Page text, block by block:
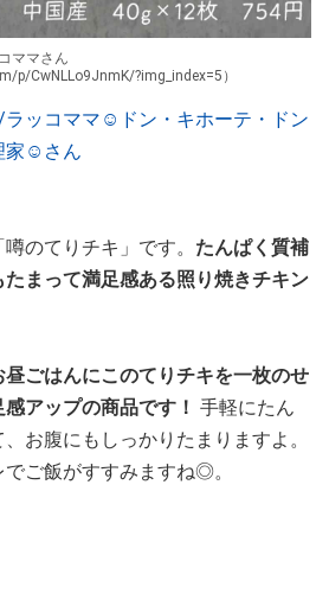
ママさん
p/CwNLLo9JnmK/?img_index=5）
ラッコママ☺︎ドン・キホーテ・ドン
家☺︎さん
のてりチキ」です。 たんぱく質補
まって満足感ある照り焼きチキン
昼ごはんにこのてりチキを一枚のせ
アップの商品です！ 手軽にたん
お腹にもしっかりたまりますよ。
ご飯がすすみますね◎。